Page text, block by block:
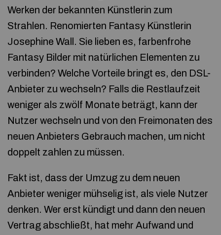
Werken der bekannten Künstlerin zum
Strahlen. Renomierten Fantasy Künstlerin
Josephine Wall. Sie lieben es, farbenfrohe
Fantasy Bilder mit natürlichen Elementen zu
verbinden? Welche Vorteile bringt es, den DSL-
Anbieter zu wechseln? Falls die Restlaufzeit
weniger als zwölf Monate beträgt, kann der
Nutzer wechseln und von den Freimonaten des
neuen Anbieters Gebrauch machen, um nicht
doppelt zahlen zu müssen.
Fakt ist, dass der Umzug zu dem neuen
Anbieter weniger mühselig ist, als viele Nutzer
denken. Wer erst kündigt und dann den neuen
Vertrag abschließt, hat mehr Aufwand und